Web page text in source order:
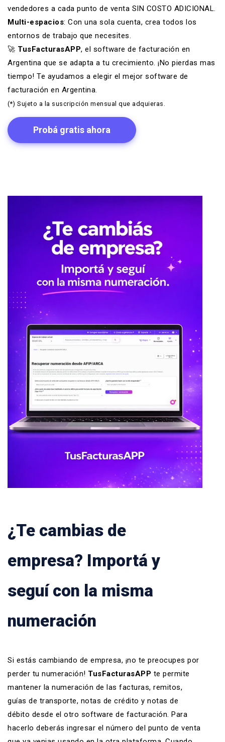
vendedores a cada punto de venta SIN COSTO ADICIONAL.
Multi-espacios: Con una sola cuenta, crea todos los
entornos de trabajo que necesites.
🚀 TusFacturasAPP, el software de facturación en
Argentina que se adapta a tu crecimiento. ¡No pierdas mas
tiempo! Te ayudamos a elegir el mejor software de
facturación en Argentina
(*) Sujeto a la suscripción mensual que adquieras.
Probá gratis ahora
¿Te cambias de
empresa? Importá y
seguí con la misma
numeración
Si estás cambiando de empresa, ¡no te preocupes por
perder tu numeración! TusFacturasAPP te permite
mantener la numeración de las facturas, remitos,
guías de transporte, notas de crédito y notas de
débito desde el otro software de facturación. Para
hacerlo deberás ingresar el número del punto de venta